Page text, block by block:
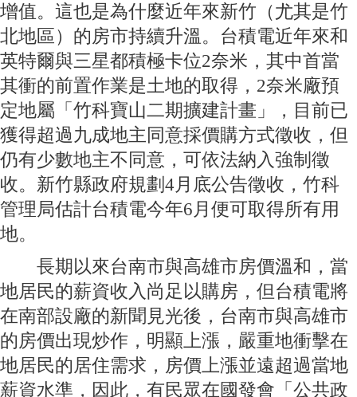
增值。這也是為什麼近年來新竹（尤其是竹
北地區）的房市持續升溫。台積電近年來和
英特爾與三星都積極卡位2奈米，其中首當
其衝的前置作業是土地的取得，2奈米廠預
定地屬「竹科寶山二期擴建計畫」，目前已
獲得超過九成地主同意採價購方式徵收，但
仍有少數地主不同意，可依法納入強制徵
收。新竹縣政府規劃4月底公告徵收，竹科
管理局估計台積電今年6月便可取得所有用
地。
長期以來台南市與高雄市房價溫和，當
地居民的薪資收入尚足以購房，但台積電將
在南部設廠的新聞見光後，台南市與高雄市
的房價出現炒作，明顯上漲，嚴重地衝擊在
地居民的居住需求，房價上漲並遠超過當地
薪資水準，因此，有民眾在國發會「公共政